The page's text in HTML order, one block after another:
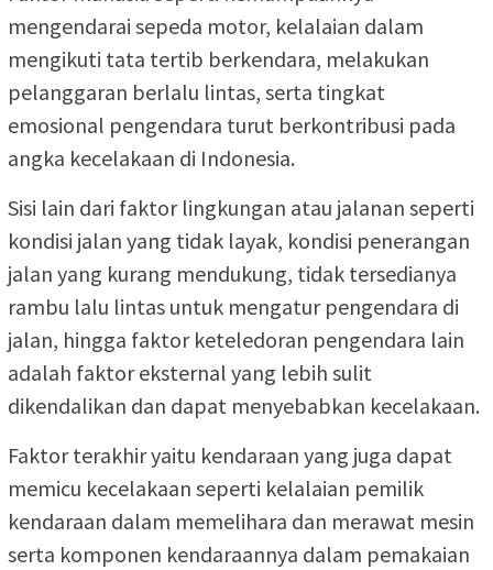
mengendarai sepeda motor, kelalaian dalam
mengikuti tata tertib berkendara, melakukan
pelanggaran berlalu lintas, serta tingkat
emosional pengendara turut berkontribusi pada
angka kecelakaan di Indonesia.
Sisi lain dari faktor lingkungan atau jalanan seperti
kondisi jalan yang tidak layak, kondisi penerangan
jalan yang kurang mendukung, tidak tersedianya
rambu lalu lintas untuk mengatur pengendara di
jalan, hingga faktor keteledoran pengendara lain
adalah faktor eksternal yang lebih sulit
dikendalikan dan dapat menyebabkan kecelakaan.
Faktor terakhir yaitu kendaraan yang juga dapat
memicu kecelakaan seperti kelalaian pemilik
kendaraan dalam memelihara dan merawat mesin
serta komponen kendaraannya dalam pemakaian